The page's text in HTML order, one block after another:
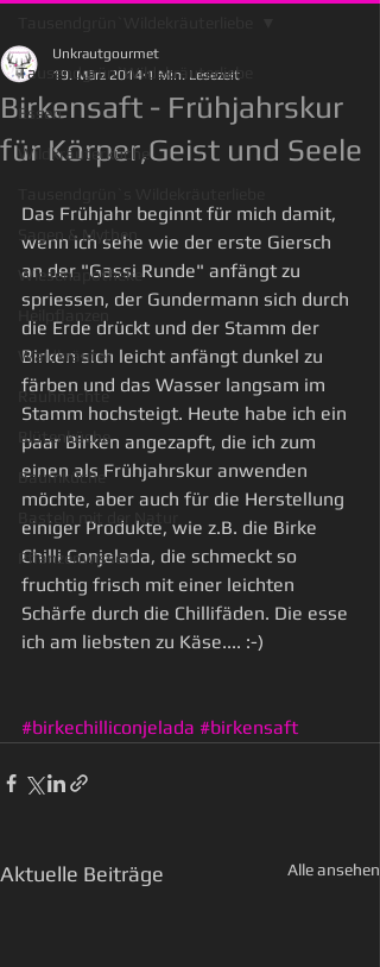
Tausendgrün`Wildekräuterliebe
Essen
Wildkräuterküche
Sagen & Mythen
Wiesenapotheke
Heilpflanzen
Waldkräuter
Rauhnächte
Blütenküche
Baumküche
Basteln mit der Natur
Pflanzenwissen
Birkensaft - Frühjahrskur
für Körper,Geist und Seele
Unkrautgourmet
19. März 2014 1 Min. Lesezeit
Das Frühjahr beginnt für mich damit,
wenn ich sehe wie der erste Giersch
an der "Gassi Runde" anfängt zu
spriessen, der Gundermann sich durch
die Erde drückt und der Stamm der
Birken sich leicht anfängt dunkel zu
färben und das Wasser langsam im
Stamm hochsteigt. Heute habe ich ein
paar Birken angezapft, die ich zum
einen als Frühjahrskur anwenden
möchte, aber auch für die Herstellung
einiger Produkte, wie z.B. die Birke
Chilli Conjelada, die schmeckt so
fruchtig frisch mit einer leichten
Schärfe durch die Chillifäden. Die esse
ich am liebsten zu Käse.... :-)
#birkechilliconjelada #birkensaft
Aktuelle Beiträge Alle ansehen